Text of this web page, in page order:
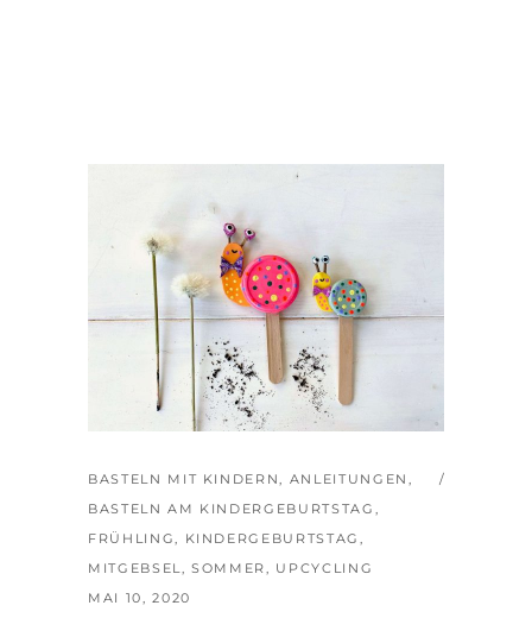
BASTELN MIT KINDERN, ANLEITUNGEN ,
BASTELN AM KINDERGEBURTSTAG ,
FRÜHLING, KINDERGEBURTSTAG ,
MITGEBSEL,SOMMER, UPCYCLING
MAI 10, 2020